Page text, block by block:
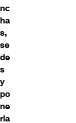
nc
ha
s,
se
de
s
y
po
ne
rla